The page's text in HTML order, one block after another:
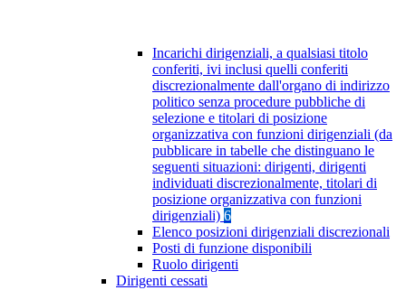
Incarichi dirigenziali, a qualsiasi titolo
conferiti, ivi inclusi quelli conferiti
discrezionalmente dall'organo di indirizzo
politico senza procedure pubbliche di
selezione e titolari di posizione
organizzativa con funzioni dirigenziali (da
pubblicare in tabelle che distinguano le
seguenti situazioni: dirigenti, dirigenti
individuati discrezionalmente, titolari di
posizione organizzativa con funzioni
dirigenziali) 6
Elenco posizioni dirigenziali discrezionali
Posti di funzione disponibili
Ruolo dirigenti
Dirigenti cessati